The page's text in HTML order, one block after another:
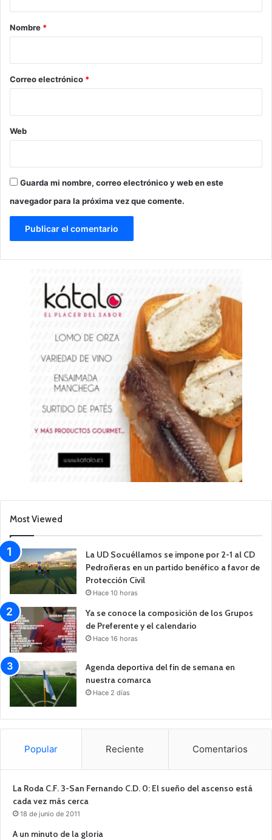
r
*
Nombre *
Correo electrónico *
Web
Guarda mi nombre, correo electrónico y web en este
navegador para la próxima vez que comente.
Most Viewed
La UD Socuéllamos se impone por 2-1 al CD
Pedroñeras en un partido benéfico a favor de
Protección Civil
Hace 10 horas
Ya se conoce la composición de los Grupos
de Preferente y el calendario
Hace 16 horas
Agenda deportiva del fin de semana en
nuestra comarca
Hace 2 días
Popular Reciente Comentarios
La Roda C.F. 3-San Fernando C.D. 0: El sueño del ascenso está
cada vez más cerca
18 de junio de 2011
A un minuto de la gloria